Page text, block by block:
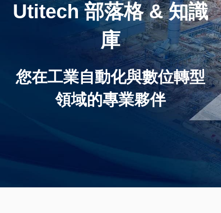
Utitech部落格 & 知識
庫
您在工業自動化與數位轉型
領域的專業夥伴